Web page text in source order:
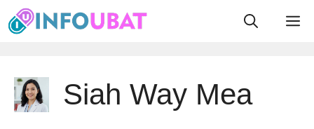
Skip
to
Siah Way Mea